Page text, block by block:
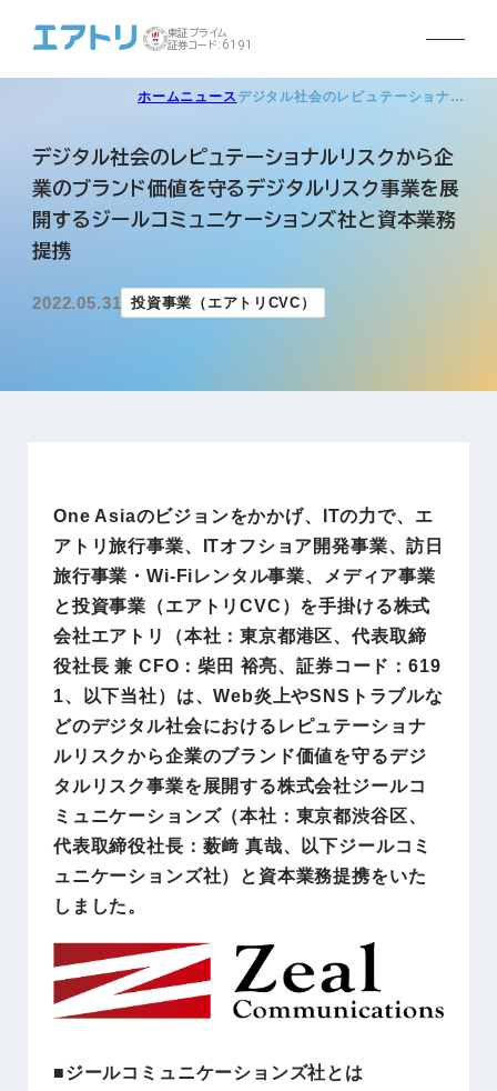
東証プライム
証券コード:6191
ホームニュース デジタル社会のレピュテーショナ…
デジタル社会のレピュテーショナルリスクから企
業のブランド価値を守るデジタルリスク事業を展
開するジールコミュニケーションズ社と資本業務
提携
2022.05.31 投資事業（エアトリCVC）
One Asiaのビジョンをかかげ、ITの力で、エ
アトリ旅行事業、ITオフショア開発事業、訪日
旅行事業・Wi-Fiレンタル事業、メディア事業
と投資事業（エアトリCVC）を手掛ける株式
会社エアトリ（本社：東京都港区、代表取締
役社長 兼 CFO：柴田 裕亮、証券コード：619
1、以下当社）は、Web炎上やSNSトラブルな
どのデジタル社会におけるレピュテーショナ
ルリスクから企業のブランド価値を守るデジ
タルリスク事業を展開する株式会社ジールコ
ミュニケーションズ（本社：東京都渋谷区、
代表取締役社長：薮﨑 真哉、以下ジールコミ
ュニケーションズ社）と資本業務提携をいた
しました。
■ジールコミュニケーションズ社とは